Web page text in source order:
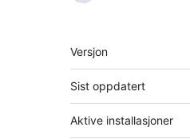
Meta
Versjon
Sist oppdatert
Aktive installasjoner